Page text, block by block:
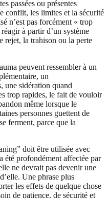
passées ou présentes
conflit, les limites et la sécurité
n’est pas forcément « trop
à partir d’un système
rejet, la trahison ou la perte
peuvent ressembler à un
un
une sidération quand
trop rapides, le fait de vouloir
même lorsque le
personnes guettent de
ferment, parce que la
doit être utilisée avec
été profondément affectée par
ne devrait pas devenir une
Une phrase plus
les effets de quelque chose
de patience, de sécurité et